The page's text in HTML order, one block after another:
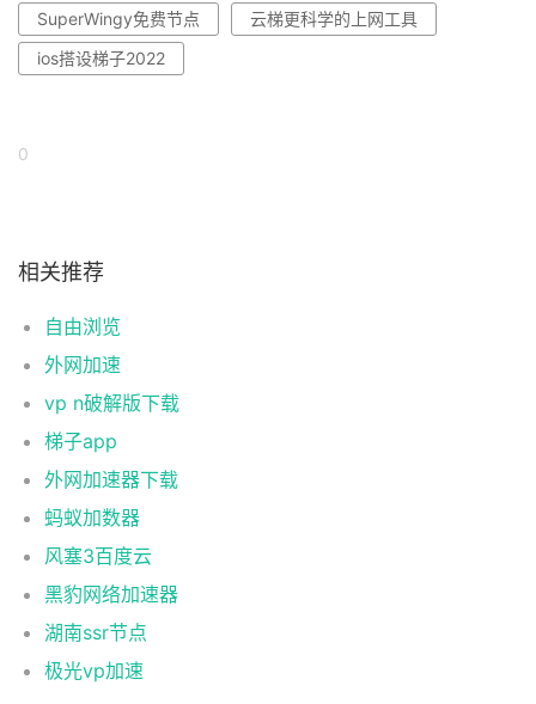
SuperWingy免费节点
云梯更科学的上网工具
ios搭设梯子2022
0
相关推荐
自由浏览
外网加速
vp n破解版下载
梯子app
外网加速器下载
蚂蚁加数器
风塞3百度云
黑豹网络加速器
湖南ssr节点
极光vp加速